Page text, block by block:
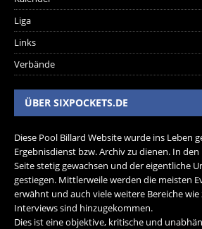
Liga
Links
Verbände
ÜBER SIXPOCKETS.DE
Diese Pool Billard Website wurde ins Leben
Ergebnisdienst bzw. Archiv zu dienen. In
Seite stetig gewachsen und der eigentliche
gestiegen. Mittlerweile werden die meisten
erwähnt und auch viele weitere Bereiche wie
Interviews sind hinzugekommen.
Dies ist eine objektive, kritische und